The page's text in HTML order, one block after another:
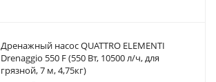
Дренажный насос QUATTRO ELEMENTI
Drenaggio 550 F (550 Вт, 10500 л/ч, для
грязной, 7 м, 4,75кг)